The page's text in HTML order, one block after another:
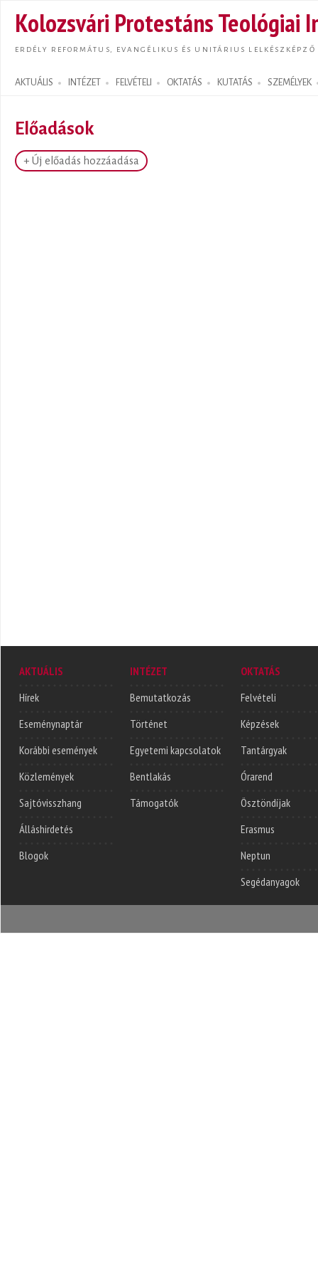
Kolozsvári Protestáns Teológiai
ERDÉLY REFORMÁTUS, EVANGÉLIKUS ÉS UNITÁRIUS LELKÉSZKÉPZŐ
AKTUÁLIS INTÉZET FELVÉTELI OKTATÁS KUTATÁS SZEMÉLYEK
Search form
Előadások
+ Új előadás hozzáadása
AKTUÁLIS
Hírek
Eseménynaptár
Korábbi események
Közlemények
Sajtóvisszhang
Álláshirdetés
Blogok
INTÉZET
Bemutatkozás
Történet
Egyetemi kapcsolatok
Bentlakás
Támogatók
OKTATÁS
Felvételi
Képzések
Tantárgyak
Órarend
Ösztöndíjak
Erasmus
Neptun
Segédanyagok